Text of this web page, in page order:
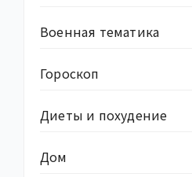
Военная тематика
Гороскоп
Диеты и похудение
Дом